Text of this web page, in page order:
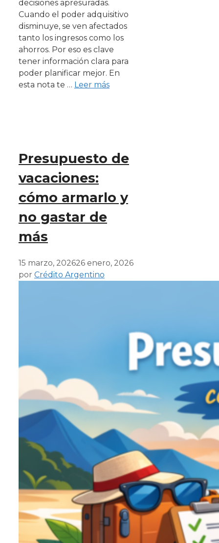
decisiones apresuradas.
Cuando el poder adquisitivo
disminuye, se ven afectados
tanto los ingresos como los
ahorros. Por eso es clave
tener información clara para
poder planificar mejor. En
esta nota te … Leer más
Presupuesto de
vacaciones:
cómo armarlo y
no gastar de
más
15 marzo, 202626 enero, 2026
por Crédito Argentino